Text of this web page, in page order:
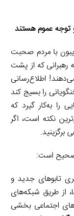
توجه عموم هستند
با مردم صحبت
رهبرانی که از پشت
اطلاع‌رسانی
را بسیج کند
به‌کار گیرد که
نکته است، اگر
برگزینید.
صحیح است:
تابوهای جدید و
از طریق شبکه‌های
اجتماعی بخشی